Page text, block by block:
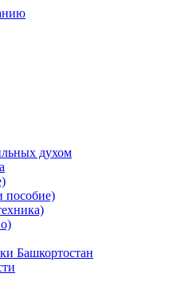
духом
пособие)
Башкортостан